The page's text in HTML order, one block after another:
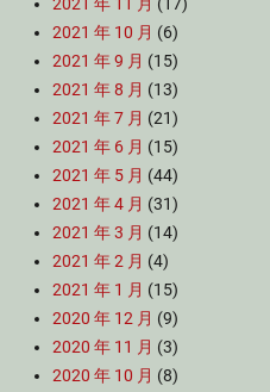
2021 年 10 月 (6)
2021 年 9 月 (15)
2021 年 8 月 (13)
2021 年 7 月 (21)
2021 年 6 月 (15)
2021 年 5 月 (44)
2021 年 4 月 (31)
2021 年 3 月 (14)
2021 年 2 月 (4)
2021 年 1 月 (15)
2020 年 12 月 (9)
2020 年 11 月 (3)
2020 年 10 月 (8)